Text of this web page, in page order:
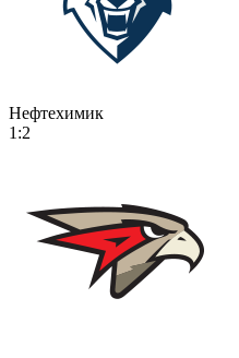
Нефтехимик
1:2